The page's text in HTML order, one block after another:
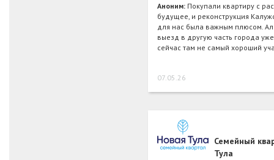
Аноним: Покупали квартиру с
будущее, и реконструкция
для нас была важным плюсом.
выезд в другую часть города уже
сейчас там не самый хороший
07.05.26
Семейный
Тула